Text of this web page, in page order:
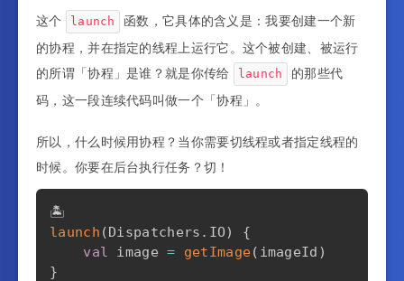
这个 launch
函数，它具体的含义是：我要创建一个新
的协程，并在指定的线程上运行它。这个被创建、被运行
的所谓「协程」是谁？就是你传给
launch
的那些代
码，这一段连续代码叫做一个「协程」。
所以，什么时候用协程？当你需要切线程或者指定线程的
时候。你要在后台执行任务？切！
launch (Dispatchers . IO)
{
val image = getImage( imageId )
}